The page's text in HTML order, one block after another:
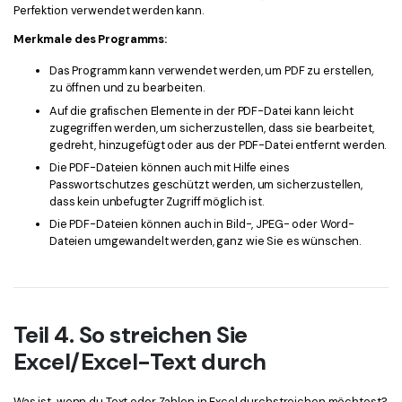
Perfektion verwendet werden kann.
Merkmale des Programms:
Das Programm kann verwendet werden, um PDF zu erstellen,
zu öffnen und zu bearbeiten.
Auf die grafischen Elemente in der PDF-Datei kann leicht
zugegriffen werden, um sicherzustellen, dass sie bearbeitet,
gedreht, hinzugefügt oder aus der PDF-Datei entfernt werden.
Die PDF-Dateien können auch mit Hilfe eines
Passwortschutzes geschützt werden, um sicherzustellen,
dass kein unbefugter Zugriff möglich ist.
Die PDF-Dateien können auch in Bild-, JPEG- oder Word-
Dateien umgewandelt werden, ganz wie Sie es wünschen.
Teil 4. So streichen Sie
Excel/Excel-Text durch